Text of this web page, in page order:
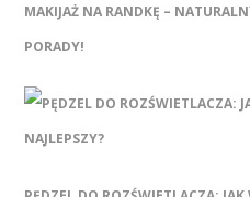
MAKIJAŻ NA RANDKĘ –
PORADY!